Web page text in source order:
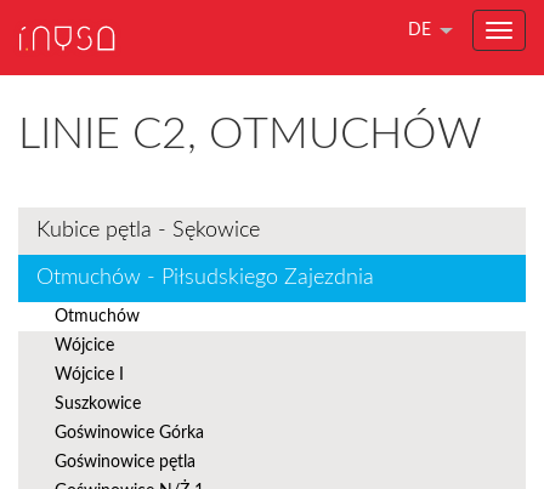
DE
LINIE C2, OTMUCHÓW
Kubice pętla - Sękowice
Otmuchów - Piłsudskiego Zajezdnia
Otmuchów
Wójcice
Wójcice I
Suszkowice
Goświnowice Górka
Goświnowice pętla